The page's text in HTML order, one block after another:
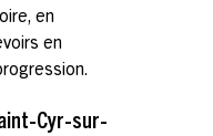
en
en
Cyr-sur-